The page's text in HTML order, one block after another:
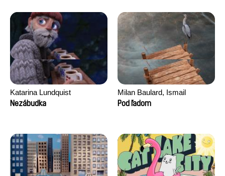
Katarina Lundquist
Nezábudka
Milan Baulard, Ismail
Berrahma, Flore Dupont,
Pod ľadom